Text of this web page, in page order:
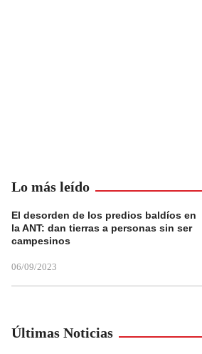
Lo más leído
El desorden de los predios baldíos en
la ANT: dan tierras a personas sin ser
campesinos
06/09/2023
Últimas Noticias